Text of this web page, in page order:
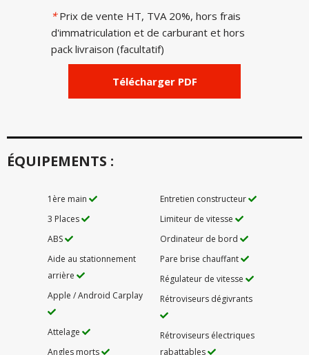
*Prix de vente HT, TVA 20%, hors frais
d'immatriculation et de carburant et hors
pack livraison (facultatif)
Télécharger PDF
ÉQUIPEMENTS :
1ère main
3 Places
ABS
Aide au stationnement
arrière
Apple / Android Carplay
Attelage
Angles morts
Entretien constructeur
Limiteur de vitesse
Ordinateur de bord
Pare brise chauffant
Régulateur de vitesse
Rétroviseurs dégivrants
Rétroviseurs électriques
rabattables